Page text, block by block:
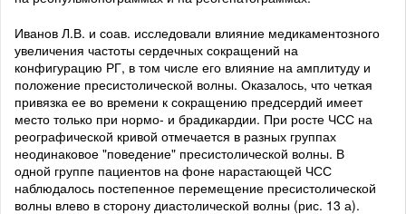
Иванов Л.В. и соав. исследовали влияние медикаментозного
увеличения частоты сердечных сокращений на
конфигурацию РГ, в том числе его влияние на амплитуду и
положение пресистолической волны. Оказалось, что четкая
привязка ее во времени к сокращению предсердий имеет
место только при нормо- и брадикардии. При росте ЧСС на
реографической кривой отмечается в разных группах
неодинаковое "поведение" пресистолической волны. В
одной группе пациентов на фоне нарастающей ЧСС
наблюдалось постепенное перемещение пресистолической
волны влево в сторону диастолической волны (рис. 13 а).